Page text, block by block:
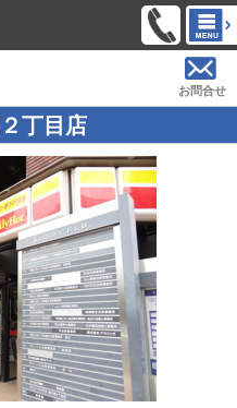
お問合せ
丁目店